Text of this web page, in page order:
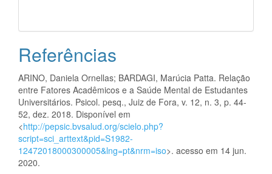
Referências
ARINO, Daniela Ornellas; BARDAGI, Marúcia Patta. Relação
entre Fatores Acadêmicos e a Saúde Mental de Estudantes
Universitários. Psicol. pesq., Juiz de Fora, v. 12, n. 3, p. 44-
52, dez. 2018. Disponível em
<http://pepsic.bvsalud.org/scielo.php?
script=sci_arttext&pid=S1982-
12472018000300005&lng=pt&nrm=iso>. acesso em 14 jun.
2020.